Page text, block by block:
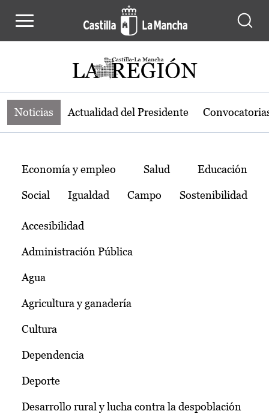
Noticias de la región de Castilla-La
Noticias Actualidad del Presidente
Temas
Economía y empleo Salud Educación
Social Igualdad Campo Sostenibilidad
Accesibilidad
Administración Pública
Agua
Agricultura y ganadería
Cultura
Dependencia
Deporte
Desarrollo rural y lucha contra la despoblación